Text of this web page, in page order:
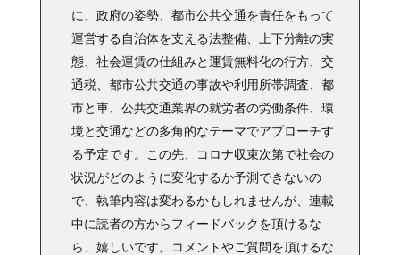
に、政府の姿勢、都市公共交通を責任をもって
運営する自治体を支える法整備、上下分離の実
態、社会運賃の仕組みと運賃無料化の行方、交
通税、都市公共交通の事故や利用所帯調査、都
市と車、公共交通業界の就労者の労働条件、環
境と交通などの多角的なテーマでアプローチす
る予定です。この先、コロナ収束次第で社会の
状況がどのように変化するか予測できないの
で、執筆内容は変わるかもしれませんが、連載
中に読者の方からフィードバックを頂けるな
ら、嬉しいです。コメントやご質問を頂けるな